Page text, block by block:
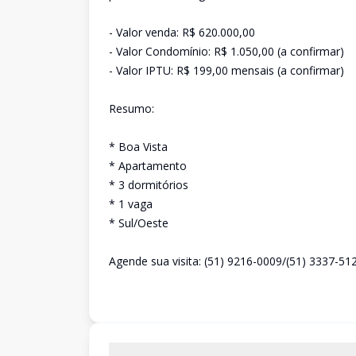
- Valor venda: R$ 620.000,00
- Valor Condomínio: R$ 1.050,00 (a confirmar)
- Valor IPTU: R$ 199,00 mensais (a confirmar)
Resumo:
* Boa Vista
* Apartamento
* 3 dormitórios
* 1 vaga
* Sul/Oeste
Agende sua visita: (51) 9216-0009/(51) 3337-